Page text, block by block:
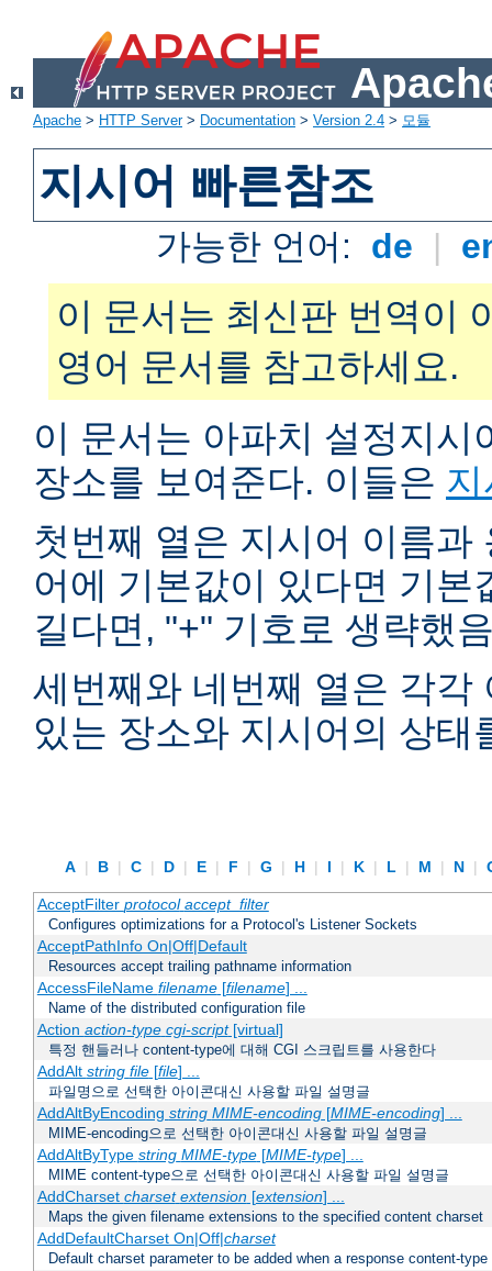
Apache > HTTP Server> Documentation > Version 2.4 > 모듈
지시어 빠른참조
가능한 언어: de |
이 문서는 최신판 번역이
영어 문서를 참고하세요.
이 문서는 아파치 설정지
장소를 보여준다. 이들은
첫번째 열은 지시어 이름
어에 기본값이 있다면 기
길다면, "+" 기호로 생략했
세번째와 네번째 열은 각각
있는 장소와 지시어의 상태
A | B | C | D | E | F | G | H | I | K | L | M | N |
AcceptFilter protocol accept_filter
Configures optimizations for a Protocol's Listener Sockets
AcceptPathInfo On|Off|Default
Resources accept trailing pathname information
AccessFileName filename[filename] ...
Name of the distributed configuration file
Action action-type cgi-script[virtual]
특정 핸들러나 content-type에 대해 CGI 스크립트를 사용한다
AddAlt string file[file] ...
파일명으로 선택한 아이콘대신 사용할 파일 설명글
AddAltByEncoding string MIME-encoding[MIME-encoding] ...
MIME-encoding으로 선택한 아이콘대신 사용할 파일 설명글
AddAltByType string MIME-type[MIME-type] ...
MIME content-type으로 선택한 아이콘대신 사용할 파일 설명글
AddCharset charset extension[extension] ...
Maps the given filename extensions to the specified content charset
AddDefaultCharset On|Off|charset
Default charset parameter to be added when a response content-